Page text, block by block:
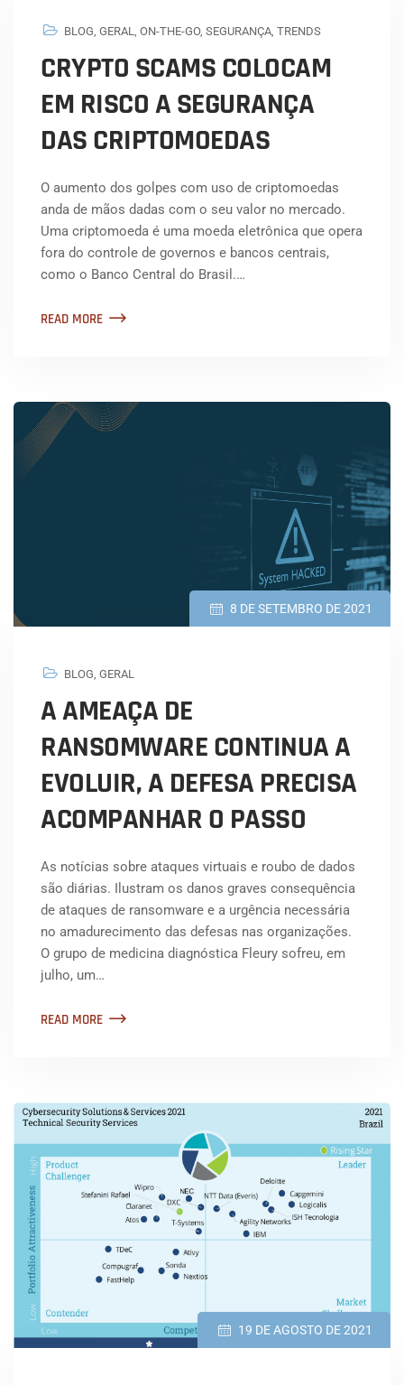
BLOG, GERAL, ON-THE-GO, SEGURANÇA, TRENDS
CRYPTO SCAMS COLOCAM
EM RISCO A SEGURANÇA
DAS CRIPTOMOEDAS
O aumento dos golpes com uso de criptomoedas
anda de mãos dadas com o seu valor no mercado.
Uma criptomoeda é uma moeda eletrônica que opera
fora do controle de governos e bancos centrais,
como o Banco Central do Brasil.…
READ MORE
8 DE SETEMBRO DE 2021
BLOG GERAL
A AMEAÇA DE
RANSOMWARE CONTINUA A
EVOLUIR, A DEFESA PRECISA
ACOMPANHAR O PASSO
As notícias sobre ataques virtuais e roubo de dados
são diárias. Ilustram os danos graves consequência
de ataques de ransomware e a urgência necessária
no amadurecimento das defesas nas organizações.
O grupo de medicina diagnóstica Fleury sofreu, em
julho, um…
READ MORE
19 DE AGOSTO DE 2021